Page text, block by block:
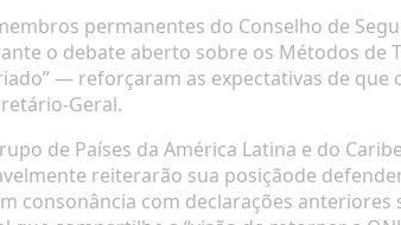
permanentes do Conselho de
o debate aberto sobre os Métodos
— reforçaram as expectativas de
Geral.
de Países da América Latina e do
reiterarão suaposiçãode
consonância com declarações